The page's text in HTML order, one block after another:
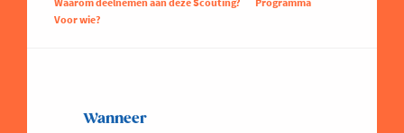
Voor wie?
Wanneer